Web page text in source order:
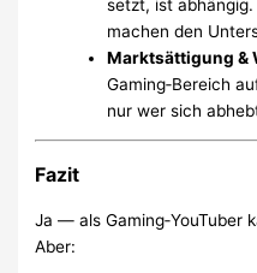
setzt, ist
machen den
Marktsättigung &
Gaming‑Bereich
nur wer sich
Fazit
Ja — als Gaming‑YouTuber
Aber: